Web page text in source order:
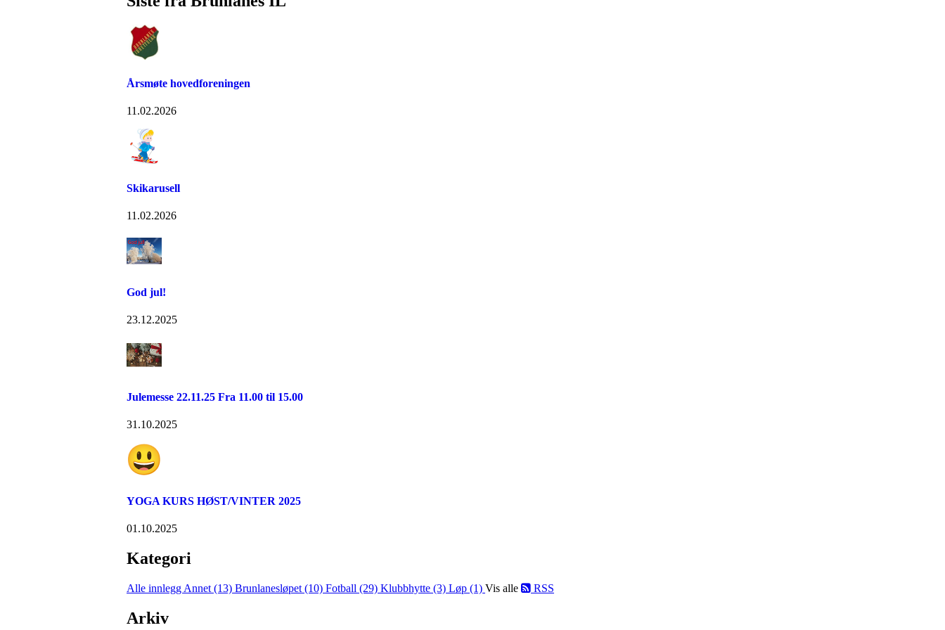
Årsmøte hovedforeningen
11.02.2026
Skikarusell
11.02.2026
God jul!
23.12.2025
Julemesse 22.11.25 Fra 11.00 til 15.00
31.10.2025
YOGA KURS HØST/VINTER 2025
01.10.2025
Kategori
Alle innlegg Annet (13) Brunlanesløpet (10) Fotball (29) Klubbhytte (3) Løp (1) Vis alle RSS
Arkiv